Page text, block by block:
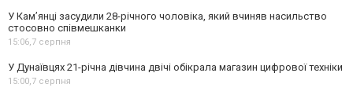
У Камʼянці засудили 28-річного чоловіка, який вчиняв насильство
стосовно співмешканки
15:06,7 серпня
У Дунаївцях 21-річна дівчина двічі обікрала магазин цифрової техніки
15:00,7 серпня